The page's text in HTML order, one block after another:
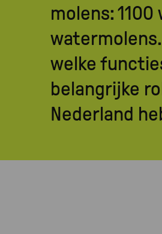
molens:
welke
belangrijke
Nederland